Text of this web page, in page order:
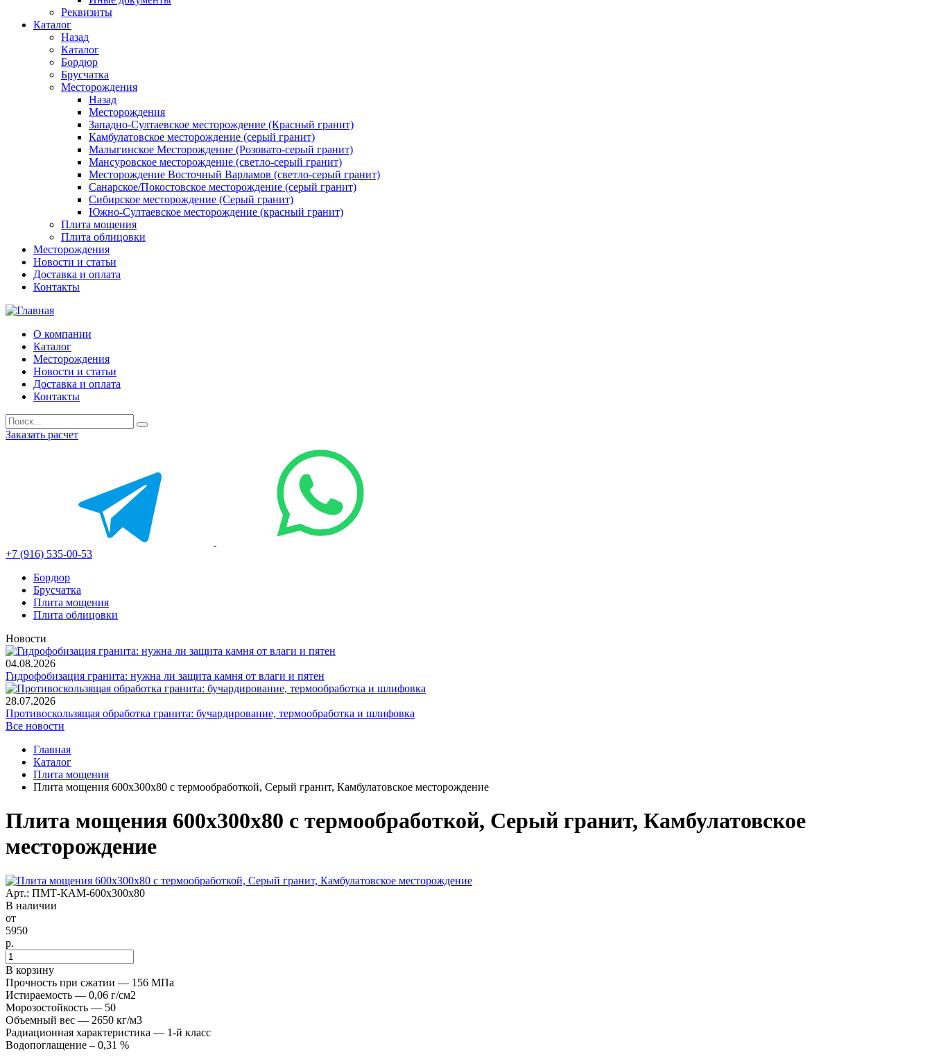
Реквизиты
Каталог
Назад
Каталог
Бордюр
Брусчатка
Месторождения
Назад
Месторождения
Западно-Султаевское месторождение (Красный гранит)
Камбулатовское месторождение (cерый гранит)
Малыгинское Месторождение (Розовато-серый гранит)
Мансуровское месторождение (светло-серый гранит)
Месторождение Восточный Варламов (светло-серый гранит)
Санарское/Покостовское месторождение (серый гранит)
Сибирское месторождение (Серый гранит)
Южно-Султаевское месторождение (красный гранит)
Плита мощения
Плита облицовки
Месторождения
Новости и статьи
Доставка и оплата
Контакты
О компании
Каталог
Месторождения
Новости и статьи
Доставка и оплата
Контакты
Заказать расчет
+7 (916) 535-00-53
Бордюр
Брусчатка
Плита мощения
Плита облицовки
Новости
04.08.2026
Гидрофобизация гранита: нужна ли защита камня от влаги и пятен
28.07.2026
Противоскользящая обработка гранита: бучардирование, термообработка и шлифовка
Все новости
Главная
Каталог
Плита мощения
Плита мощения 600x300x80 с термообработкой, Серый гранит, Камбулатовское месторождение
Плита мощения 600x300x80 с термообработкой, Серый гранит, Камбулатовское
месторождение
Арт.: ПМТ-КАМ-600х300х80
В наличии
от
5950
р.
В корзину
Прочность при сжатии — 156 МПа
Истираемость — 0,06 г/см2
Морозостойкость — 50
Объемный вес — 2650 кг/м3
Радиационная характеристика — 1-й класс
Водопоглащение – 0,31 %